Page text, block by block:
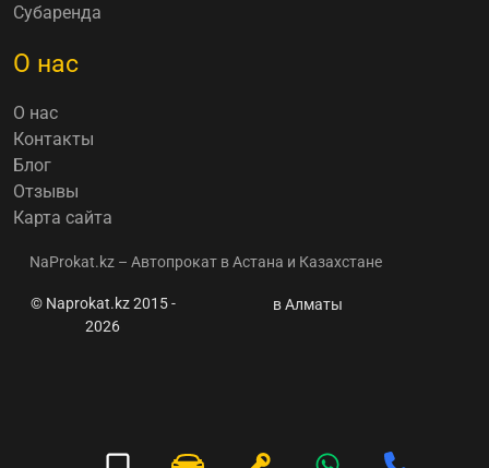
Субаренда
О нас
О нас
Контакты
Блог
Отзывы
Карта сайта
NaProkat.kz – Автопрокат в Астана и Казахстане
© Naprokat.kz 2015 -
2026
Контактыв Алматы